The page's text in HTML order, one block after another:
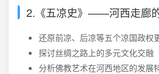
2.《五凉史》——河西走廊
还原前凉、后凉等五个凉国政权
探讨丝绸之路上的多元文化交融
分析佛教艺术在河西地区的发展